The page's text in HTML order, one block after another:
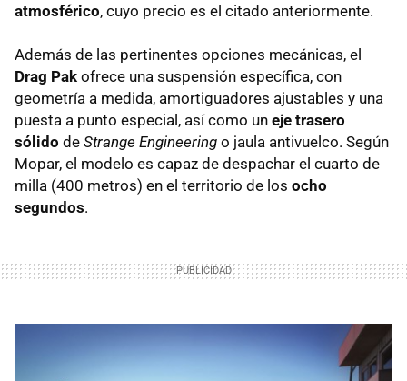
atmosférico, cuyo precio es el citado anteriormente.
Además de las pertinentes opciones mecánicas, el
Drag Pak ofrece una suspensión específica, con
geometría a medida, amortiguadores ajustables y una
puesta a punto especial, así como un eje trasero
sólido de Strange Engineering o jaula antivuelco. Según
Mopar, el modelo es capaz de despachar el cuarto de
milla (400 metros) en el territorio de los ocho
segundos.